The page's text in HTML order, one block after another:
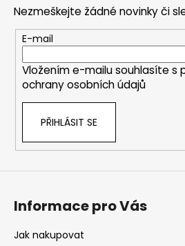
Nezmeškejte žádné novinky či
E-mail
Vložením e-mailu souhlasíte s
ochrany osobních údajů
PŘIHLÁSIT SE
Informace pro Vás
Jak nakupovat